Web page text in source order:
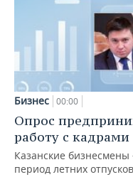
Бизнес 00:00
Опрос
работу с кадрами
Казанские
период летних